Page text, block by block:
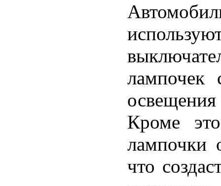
лампочек
Кроме
лампочки
что